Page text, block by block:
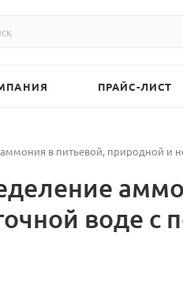
ПРАЙС-ЛИСТ
в питьевой, природной
воде с